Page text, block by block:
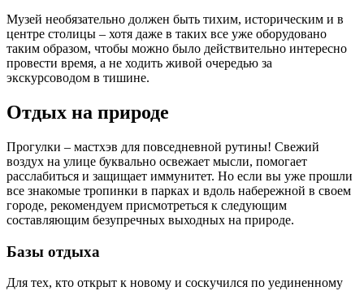
Музей необязательно должен быть тихим, историческим и в
центре столицы – хотя даже в таких все уже оборудовано
таким образом, чтобы можно было действительно интересно
провести время, а не ходить живой очередью за
экскурсоводом в тишине.
Отдых на природе
Прогулки – мастхэв для повседневной рутины! Свежий
воздух на улице буквально освежает мысли, помогает
расслабиться и защищает иммунитет. Но если вы уже прошли
все знакомые тропинки в парках и вдоль набережной в своем
городе, рекомендуем присмотреться к следующим
составляющим безупречных выходных на природе.
Базы отдыха
Для тех, кто открыт к новому и соскучился по уединенному